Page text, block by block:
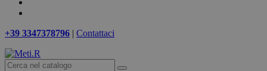
+39 3347378796 | Contattaci